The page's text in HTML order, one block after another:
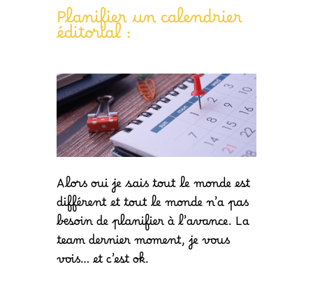
Planifier un calendrier
éditorial :
Alors oui je sais tout le monde est
différent et tout le monde n’a pas
besoin de planifier à l’avance. La
team dernier moment, je vous
vois… et c’est ok.